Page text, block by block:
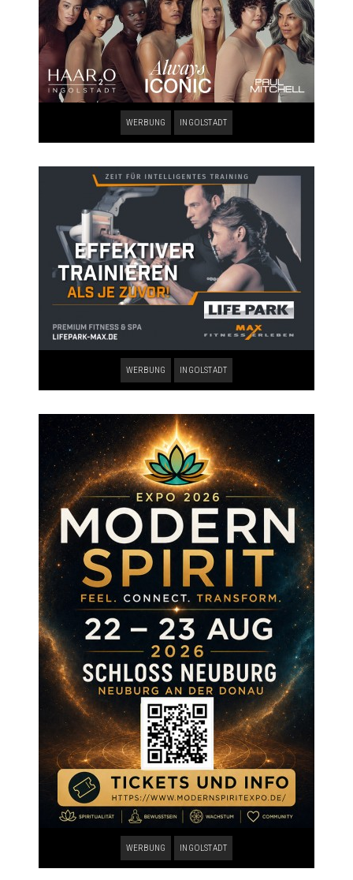
WERBUNG INGOLSTADT
WERBUNG INGOLSTADT
WERBUNG INGOLSTADT